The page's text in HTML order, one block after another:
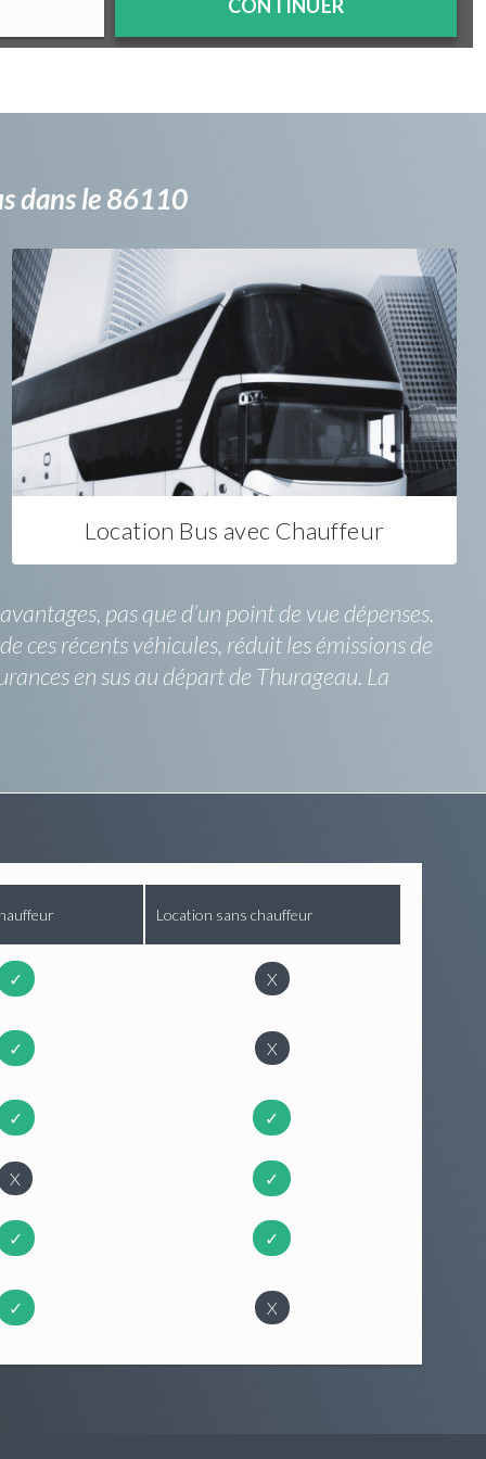
CONTINUER
dans le 86110
Location Bus avec Chauffeur
pas que d’un point de vue dépenses.
récents véhicules, réduit les émissions de
en sus au départ de Thurageau. La
Location sans chauffeur
✓ X
✓ X
✓ ✓
X ✓
✓ ✓
✓ X